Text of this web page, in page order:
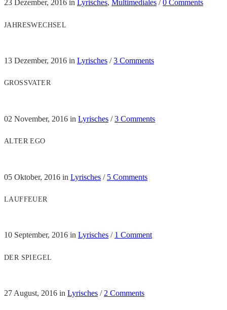
23 Dezember, 2016 in Lyrisches, Multimediales / 0 Comments
JAHRESWECHSEL
13 Dezember, 2016 in Lyrisches /3 Comments
GROSSVATER
02 November, 2016 in Lyrisches /3 Comments
ALTER EGO
05 Oktober, 2016 in Lyrisches / 5 Comments
LAUFFEUER
10 September, 2016 in Lyrisches / 1 Comment
DER SPIEGEL
27 August, 2016 in Lyrisches / 2 Comments